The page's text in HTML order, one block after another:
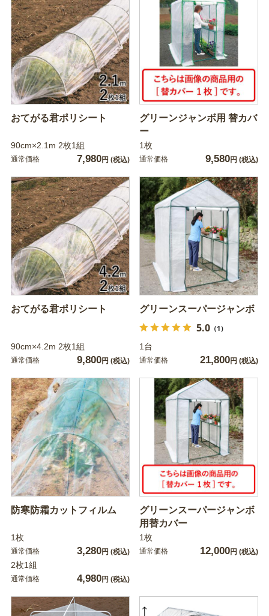
おてがる君ポリシート
90cm×2.1m 2枚1組
通常価格 7,980円 (税込)
グリーンジャンボ用 替カバ
ー
1枚
通常価格 9,580円 (税込)
おてがる君ポリシート
90cm×4.2m 2枚1組
通常価格 9,800円 (税込)
グリーンスーパージャンボ
5.0（1）
1台
通常価格 21,800円 (税込)
防寒防霜カットフィルム
1枚
通常価格 3,280円 (税込)
2枚1組
通常価格 4,980円 (税込)
グリーンスーパージャンボ
用替カバー
1枚
通常価格 12,000円 (税込)